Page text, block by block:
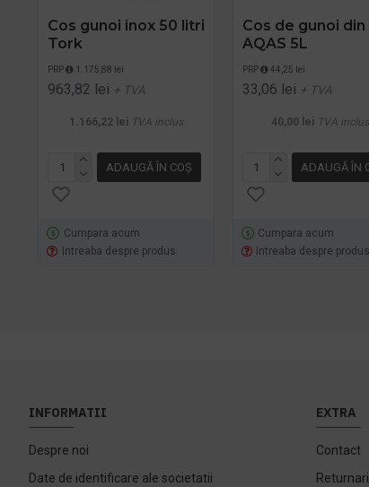
Cos gunoi inox 50 litri
Tork
PRP 1.175,88 lei
963,82 lei + TVA
1.166,22 lei TVA inclus
ADAUGĂ ÎN COŞ
Cumpara acum
Intreaba despre produs
Cos de gunoi din
AQAS 5L
PRP 44,25 lei
33,06 lei + TVA
40,00 lei TVA inclus
ADAUGĂ ÎN
Cumpara acum
Intreaba despre produs
INFORMATII
Despre noi
Date de identificare ale societatii
EXTRA
Contact
Returnari